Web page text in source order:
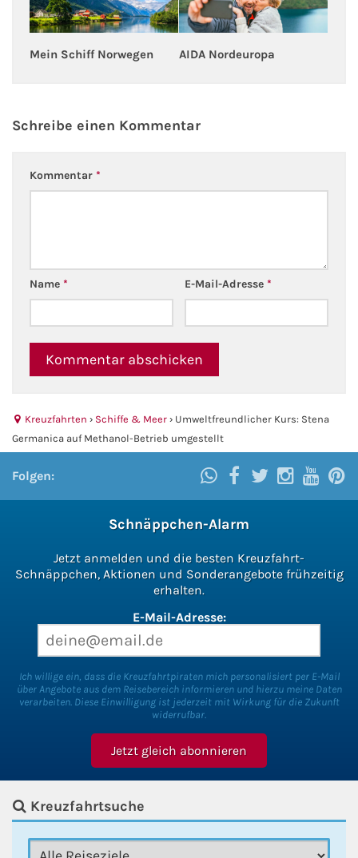
Fähre nach Litauen
Fähre nach Lettland
Kreuzfahrt-Kalender
Kreuzfahrt gewinnen
Reiseversicherungen
Kreuzfahrt-Themen
Kreuzfahrt buchen
Mein Schiff Norwegen AIDA Nordeuropa
Schreibe einen Kommentar
Kommentar *
Name * E-Mail-Adresse *
Kreuzfahrten › Schiffe & Meer › Umweltfreundlicher Kurs: Stena
Germanica auf Methanol-Betrieb umgestellt
Folgen:
Schnäppchen-Alarm
Jetzt anmelden und die besten Kreuzfahrt-
Schnäppchen, Aktionen und Sonderangebote frühzeitig
erhalten.
E-Mail-Adresse:
Ich willige ein, dass die Kreuzfahrtpiraten mich personalisiert per E-Mail
über Angebote aus dem Reisebereich informieren und hierzu meine Daten
verarbeiten. Diese Einwilligung ist jederzeit mit Wirkung für die Zukunft
widerrufbar.
Kreuzfahrtsuche